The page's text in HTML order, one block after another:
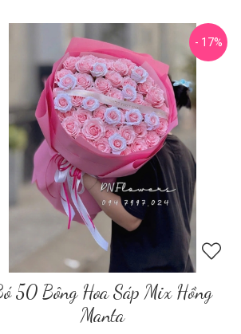
- 17%
50 Bông Hoa Sáp Mix Hồng
Manta